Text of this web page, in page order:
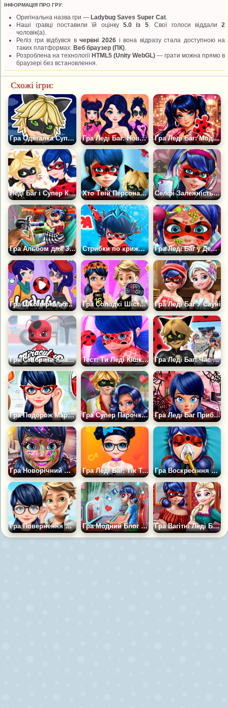
ІНФОРМАЦІЯ ПРО ГРУ:
Оригінальна назва гри —Ladybug Saves Super Cat
Наші гравці поставили їй оцінку5.0 із 5. Свої голоси віддали2
чоловік(а).
Реліз гри відбувся вчервні 2026і вона відразу стала доступною на
таких платформах:Веб браузер (ПК)
Розроблена на технологіїHTML5 (Unity WebGL) — грати можна прямо в
браузері без встановлення.
Схожі ігри:
Гра Одягалка Супер Кота Гра Леді Баг: Нова Ера Гра Леді Баг: Модні Пазли
Леді Баг і Супер Кіт: Фотобудка Хто Твій Персонаж із Мульта Леді Баг і Супер Кіт Селфі Залежність Леді Баг
Гра Альбом для Закоханої Пари Стрибки по крижинах Гра Леді Баг у Дерматолога
Гра Школярка або Супергероїня Гра Солодкі Шістнадцять Марінетт Гра Леді Баг У Сауні
Гра Створити Квамі з Леді Баг Тест: Ти Леді Кішка чи Аква Леді? Гра Леді Баг: Час Чудес
Гра Подорож Марінетт до США Гра Супер Парочки на День Валентина Гра Леді Баг Прибирання Вдома
Гра Новорічний Макіяж Леді Баг Гра Леді Баг: Тік Ток Проти Лайка Гра Воскресіння Леді Баг
Гра Повернення Марінетт до школи Гра Модний Блог Леді Баг Гра Вагітні Леді Баг і Ельза